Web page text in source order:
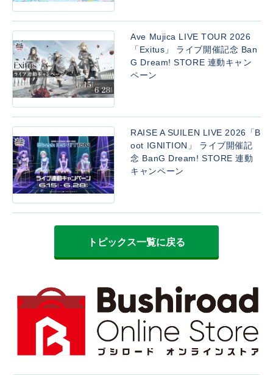
Ave Mujica LIVE TOUR 2026
「Exitus」 ライブ開催記念 Ban
G Dream! STORE 連動キャン
ペーン
RAISE A SUILEN LIVE 2026「B
oot IGNITION」 ライブ開催記
念 BanG Dream! STORE 連動
キャンペーン
トピックス一覧に戻る